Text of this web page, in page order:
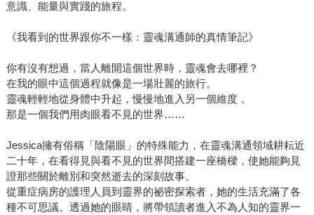
意識、能量與實踐的旅程。
《我看到的世界跟你不一樣：靈魂溝通師的真情筆記》
你有沒有想過，當人離開這個世界時，靈魂會去哪裡？
在我的眼中這個過程就像是一場壯麗的旅行。
靈魂輕輕地從身體中升起，慢慢地進入另一個維度，
那是一個我們用肉眼看不見的世界……
Jessica擁有俗稱「陰陽眼」的特殊能力，在靈魂溝通領域耕耘近
二十年，在看得見與看不見的世界間搭建一座橋樑，使她能夠見
證那些關於離別和突然逝去的深刻故事。
從重症病房的護理人員到靈界的祕密探索者，她的生活充滿了各
種不可思議。透過她的眼睛，將帶領讀者進入不為人知的靈界一